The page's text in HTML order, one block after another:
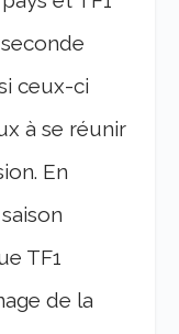
ceux-ci
à se réunir
En
TF1
de la